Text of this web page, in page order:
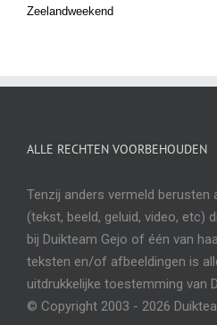
Zeelandweekend
ALLE RECHTEN VOORBEHOUDEN
Tenzij anders vermeld
(tekst, beeld, geluid, video, etc)
bij Duikteam Gejo of één van
teksten en/of afbeeldingen is
uitdrukkelijke toestemming van
© Copyright 2003 - 2026